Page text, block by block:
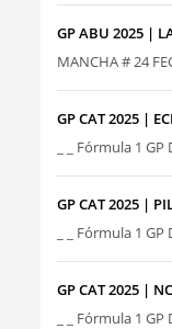
GP ABU 2025 |
MANCHA # 24
GP CAT 2025 |
_ _ Fórmula 1
GP CAT 2025 |
_ _ Fórmula 1
GP CAT 2025 |
_ _ Fórmula 1